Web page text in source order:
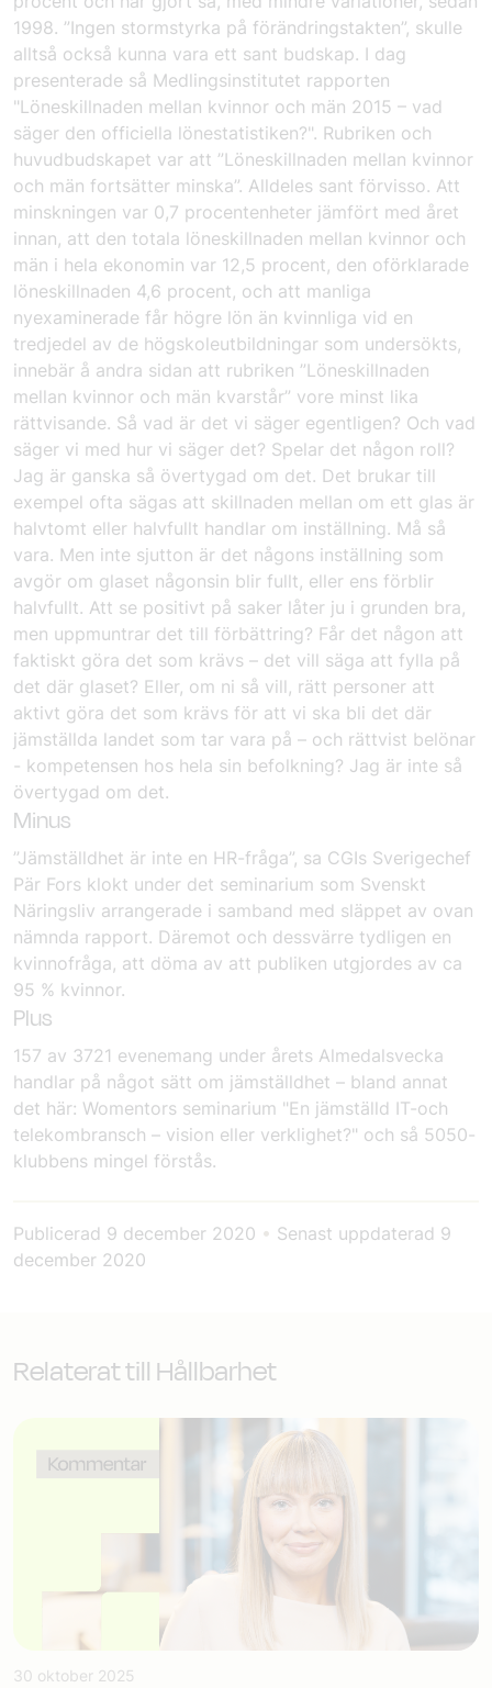
1998. ”Ingen stormstyrka på förändringstakten”, skulle
alltså också kunna vara ett sant budskap. I dag
presenterade så Medlingsinstitutet rapporten
"Löneskillnaden mellan kvinnor och män 2015 – vad
säger den officiella lönestatistiken?". Rubriken och
huvudbudskapet var att ”Löneskillnaden mellan kvinnor
och män fortsätter minska”. Alldeles sant förvisso. Att
minskningen var 0,7 procentenheter jämfört med året
innan, att den totala löneskillnaden mellan kvinnor och
män i hela ekonomin var 12,5 procent, den oförklarade
löneskillnaden 4,6 procent, och att manliga
nyexaminerade får högre lön än kvinnliga vid en
tredjedel av de högskoleutbildningar som undersökts,
innebär å andra sidan att rubriken ”Löneskillnaden
mellan kvinnor och män kvarstår” vore minst lika
rättvisande. Så vad är det vi säger egentligen? Och vad
säger vi med hur vi säger det? Spelar det någon roll?
Jag är ganska så övertygad om det. Det brukar till
exempel ofta sägas att skillnaden mellan om ett glas är
halvtomt eller halvfullt handlar om inställning. Må så
vara. Men inte sjutton är det någons inställning som
avgör om glaset någonsin blir fullt, eller ens förblir
halvfullt. Att se positivt på saker låter ju i grunden bra,
men uppmuntrar det till förbättring? Får det någon att
faktiskt göra det som krävs – det vill säga att fylla på
det där glaset? Eller, om ni så vill, rätt personer att
aktivt göra det som krävs för att vi ska bli det där
jämställda landet som tar vara på – och rättvist belönar
- kompetensen hos hela sin befolkning? Jag är inte så
övertygad om det.
Minus
”Jämställdhet är inte en HR-fråga”, sa CGIs Sverigechef
Pär Fors klokt under det seminarium som Svenskt
Näringsliv arrangerade i samband med släppet av ovan
nämnda rapport. Däremot och dessvärre tydligen en
kvinnofråga, att döma av att publiken utgjordes av ca
95 % kvinnor.
Plus
157 av 3721 evenemang under årets Almedalsvecka
handlar på något sätt om jämställdhet – bland annat
det här: Womentors seminarium "En jämställd IT-och
telekombransch – vision eller verklighet?" och så 5050-
klubbens mingel förstås.
Publicerad 9 december 2020 • Senast uppdaterad 9
december 2020
Relaterat till Hållbarhet
30 oktober 2025